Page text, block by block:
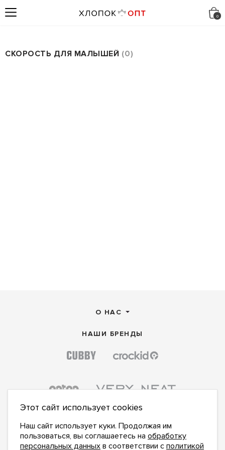
СКОРОСТЬ ДЛЯ МАЛЫШЕЙ 0
О НАС
НАШИ БРЕНДЫ
Этот сайт использует cookies
Наш сайт использует куки. Продолжая им
пользоваться, вы соглашаетесь на обработку
персональных данных в соответствии с политикой